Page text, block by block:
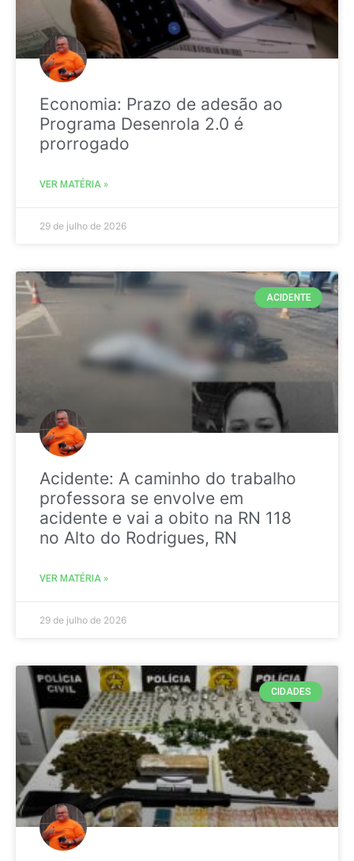
Economia: Prazo de adesão ao
Programa Desenrola 2.0 é
prorrogado
VER MATÉRIA »
29 de julho de 2026
ACIDENTE
Acidente: A caminho do trabalho
professora se envolve em
acidente e vai a obito na RN 118
no Alto do Rodrigues, RN
VER MATÉRIA »
29 de julho de 2026
CIDADES